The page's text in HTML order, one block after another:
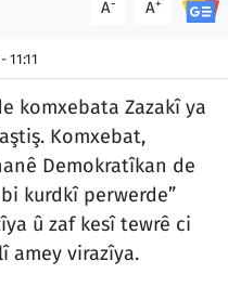
A- A+
11:11
komxebata Zazakî ya
Komxebat,
Demokratîkan de
kurdkî perwerde”
û zaf kesî tewrê ci
amey virazîya.